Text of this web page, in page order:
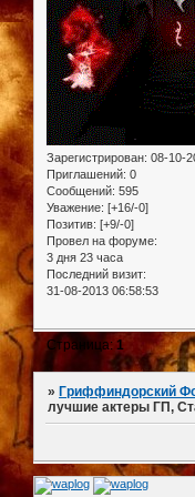
Зарегистрирован: 08-10-
Приглашений: 0
Сообщений: 595
Уважение: [+16/-0]
Позитив: [+9/-0]
Провел на форуме:
3 дня 23 часа
Последний визит:
31-08-2013 06:58:53
Страница:1
»Гриффиндорский
лучшие актеры ГП,